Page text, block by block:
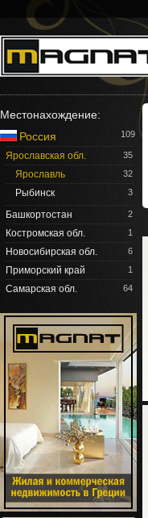
Местонахождение:
Россия
109
Ярославская обл. 35
Ярославль 32
Рыбинск 3
Башкортостан 2
Костромская обл. 1
Новосибирская обл. 6
Приморский край 1
Самарская обл. 64